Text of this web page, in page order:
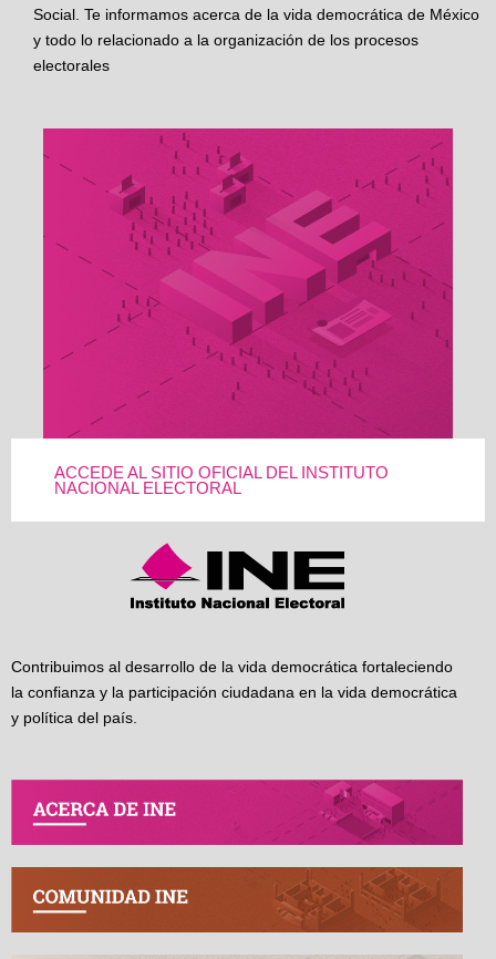
Social. Te informamos acerca de la vida democrática de México
y todo lo relacionado a la organización de los procesos
electorales
ACCEDE AL SITIO OFICIAL DEL INSTITUTO
NACIONAL ELECTORAL
Contribuimos al desarrollo de la vida democrática fortaleciendo
la confianza y la participación ciudadana en la vida democrática
y política del país.